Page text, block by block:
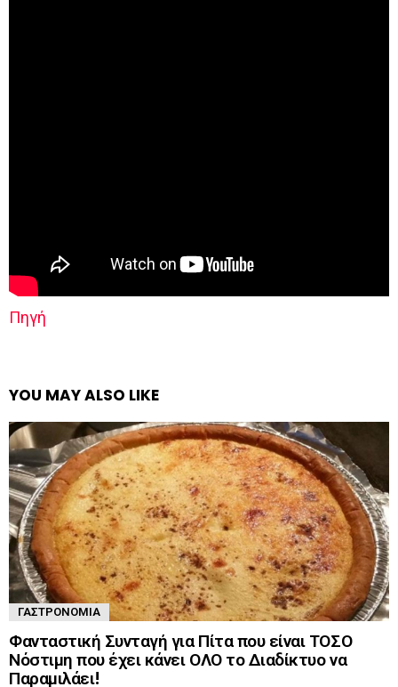
Πηγή
YOU MAY ALSO LIKE
ΓΑΣΤΡΟΝΟΜΊΑ
Φανταστική Συνταγή για Πίτα που είναι ΤΟΣΟ
Νόστιμη που έχει κάνει ΟΛΟ το Διαδίκτυο να
Παραμιλάει!